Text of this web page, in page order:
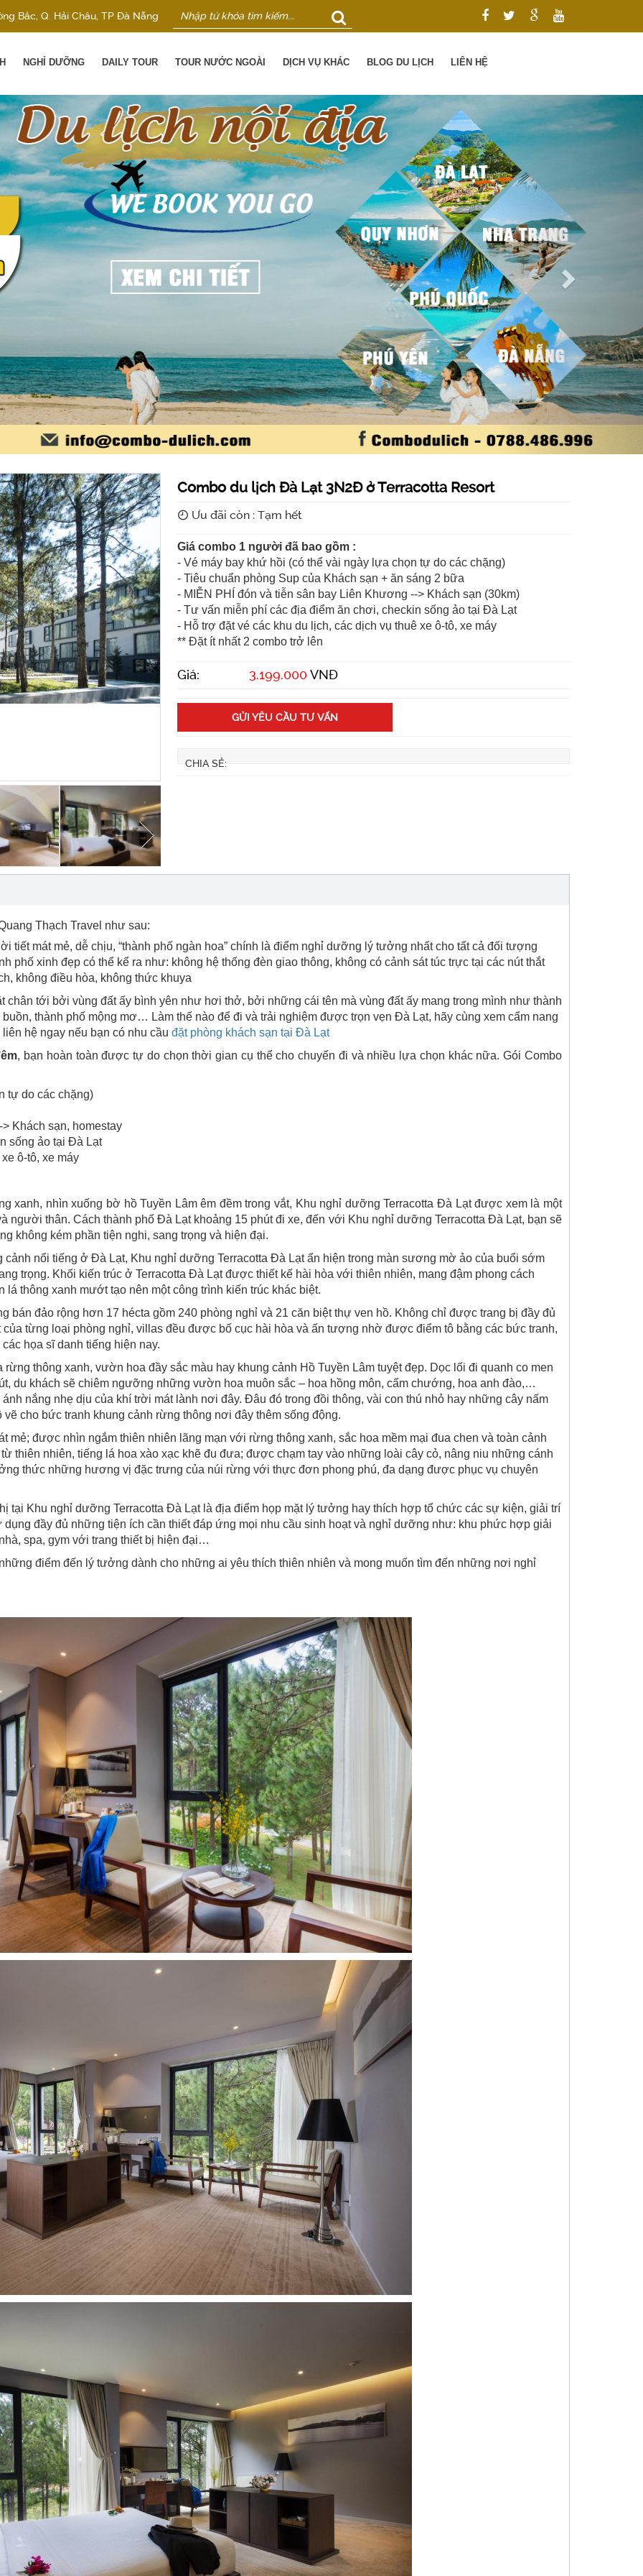
Bắc, Q. Hải Châu, TP Đà Nẵng
NGHỈ DƯỠNG DAILY TOUR TOUR NƯỚC NGOÀI DỊCH VỤ KHÁC BLOG DU LỊCH LIÊN HỆ
Next
Combo du lịch Đà Lạt 3N2Đ ở Terracotta Resort
Ưu đãi còn : Tạm hết
Giá combo 1 người đã bao gồm :
- Vé máy bay khứ hồi (có thể vài ngày lựa chọn tự do các chặng)
- Tiêu chuẩn phòng Sup của Khách sạn + ăn sáng 2 bữa
- MIỄN PHÍ đón và tiễn sân bay Liên Khương --> Khách sạn (30km)
- Tư vấn miễn phí các địa điểm ăn chơi, checkin sống ảo tại Đà Lạt
- Hỗ trợ đặt vé các khu du lịch, các dịch vụ thuê xe ô-tô, xe máy
** Đặt ít nhất 2 combo trở lên
Giá: 3.199.000 VNĐ
GỬI YÊU CẦU TƯ VẤN
CHIA SẺ:
Thạch Travel như sau:
tiết mát mẻ, dễ chịu, “thành phố ngàn hoa” chính là điểm nghỉ dưỡng lý tưởng nhất cho tất cả đối tượng
phố xinh đẹp có thể kể ra như: không hệ thống đèn giao thông, không có cảnh sát túc trực tại các nút thắt
không điều hòa, không thức khuya
chân tới bởi vùng đất ấy bình yên như hơi thở, bởi những cái tên mà vùng đất ấy mang trong mình như thành
thành phố mộng mơ… Làm thế nào để đi và trải nghiệm được trọn vẹn Đà Lạt, hãy cùng xem cẩm nang
hệ ngay nếu bạn có nhu cầu đặt phòng khách sạn tại Đà Lạt
, bạn hoàn toàn được tự do chọn thời gian cụ thể cho chuyến đi và nhiều lựa chọn khác nữa. Gói Combo
tự do các chặng)
Khách sạn, homestay
sống ảo tại Đà Lạt
ô-tô, xe máy
xanh, nhìn xuống bờ hồ Tuyền Lâm êm đềm trong vắt, Khu nghỉ dưỡng Terracotta Đà Lạt được xem là một
người thân. Cách thành phố Đà Lạt khoảng 15 phút đi xe, đến với Khu nghỉ dưỡng Terracotta Đà Lạt, bạn sẽ
không kém phần tiện nghi, sang trọng và hiện đại.
cảnh nổi tiếng ở Đà Lạt, Khu nghỉ dưỡng Terracotta Đà Lạt ẩn hiện trong màn sương mờ ảo của buổi sớm
trọng. Khối kiến trúc ở Terracotta Đà Lạt được thiết kế hài hòa với thiên nhiên, mang đậm phong cách
thông xanh mướt tạo nên một công trình kiến trúc khác biệt.
bán đảo rộng hơn 17 hécta gồm 240 phòng nghỉ và 21 căn biệt thự ven hồ. Không chỉ được trang bị đầy đủ
từng loại phòng nghỉ, villas đều được bố cục hài hòa và ấn tượng nhờ được điểm tô bằng các bức tranh,
họa sĩ danh tiếng hiện nay.
thông xanh, vườn hoa đầy sắc màu hay khung cảnh Hồ Tuyền Lâm tuyệt đẹp. Dọc lối đi quanh co men
du khách sẽ chiêm ngưỡng những vườn hoa muôn sắc – hoa hồng môn, cẩm chướng, hoa anh đào,…
nắng nhẹ dịu của khí trời mát lành nơi đây. Đâu đó trong đồi thông, vài con thú nhỏ hay những cây nấm
cho bức tranh khung cảnh rừng thông nơi đây thêm sống động.
mẻ; được nhìn ngắm thiên nhiên lãng mạn với rừng thông xanh, sắc hoa mềm mại đua chen và toàn cảnh
thiên nhiên, tiếng lá hoa xào xạc khẽ đu đưa; được chạm tay vào những loài cây cỏ, nâng niu những cánh
thức những hương vị đặc trưng của núi rừng với thực đơn phong phú, đa dạng được phục vụ chuyên
tại Khu nghỉ dưỡng Terracotta Đà Lạt là địa điểm họp mặt lý tưởng hay thích hợp tổ chức các sự kiện, giải trí
đầy đủ những tiện ích cần thiết đáp ứng mọi nhu cầu sinh hoạt và nghỉ dưỡng như: khu phức hợp giải
spa, gym với trang thiết bị hiện đại…
điểm đến lý tưởng dành cho những ai yêu thích thiên nhiên và mong muốn tìm đến những nơi nghỉ